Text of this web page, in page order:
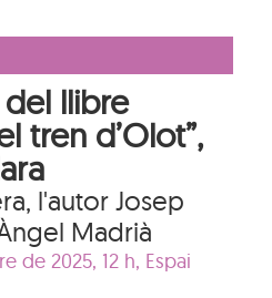
llibre
tren d’Olot”,
l'autor Josep
Madrià
de 2025, 12 h, Espai